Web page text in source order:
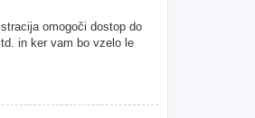
omogoči dostop do
in ker vam bo vzelo le